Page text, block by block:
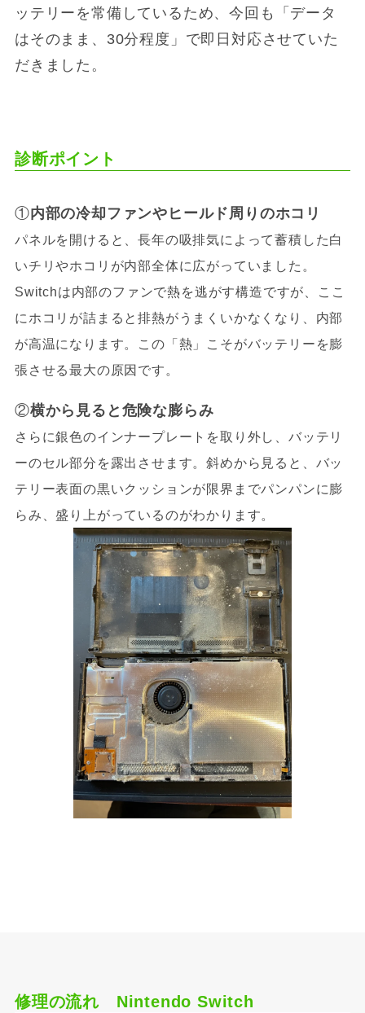
ッテリーを常備しているため、今回も「データ
はそのまま、30分程度」で即日対応させていた
だきました。
診断ポイント
①内部の冷却ファンやヒールド周りのホコリ
パネルを開けると、長年の吸排気によって蓄積した白
いチリやホコリが内部全体に広がっていました。
Switchは内部のファンで熱を逃がす構造ですが、ここ
にホコリが詰まると排熱がうまくいかなくなり、内部
が高温になります。この「熱」こそがバッテリーを膨
張させる最大の原因です。
②横から見ると危険な膨らみ
さらに銀色のインナープレートを取り外し、バッテリ
ーのセル部分を露出させます。斜めから見ると、バッ
テリー表面の黒いクッションが限界までパンパンに膨
らみ、盛り上がっているのがわかります。
修理の流れ Nintendo Switch